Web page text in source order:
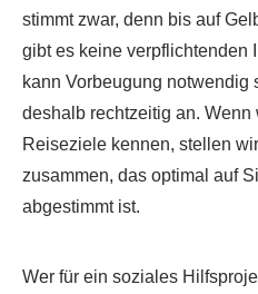
stimmt zwar, denn bis auf
gibt es keine verpflichtenden
kann Vorbeugung notwendig
deshalb rechtzeitig an. Wenn
Reiseziele kennen, stellen
zusammen, das optimal auf
abgestimmt ist.
Wer für ein soziales